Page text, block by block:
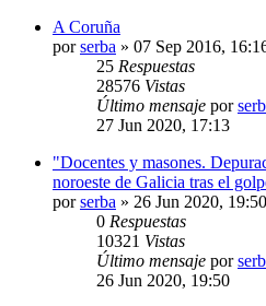
A Coruña
porserba » 07 Sep 2016,
25 Respuestas
28576 Vistas
Último mensaje por
27 Jun 2020, 17:13
"Docentes y masones.
noroeste de Galicia tras el
porserba » 26 Jun 2020, 19:50
0 Respuestas
10321 Vistas
Último mensaje por
26 Jun 2020, 19:50